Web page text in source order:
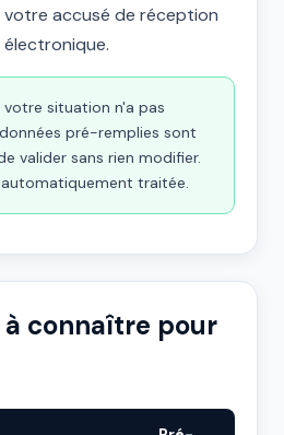
votre accusé de réception
électronique.
votre situation n'a pas
pré-remplies sont
valider sans rien modifier.
traitée.
à connaître pour